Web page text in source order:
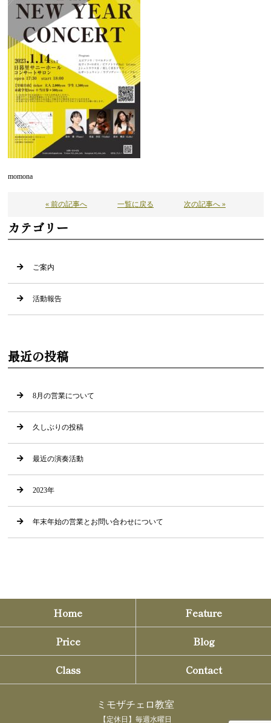
momona
« 前の記事へ 一覧に戻る 次の記事へ »
カテゴリー
ご案内
活動報告
最近の投稿
8月の営業について
久しぶりの投稿
最近の演奏活動
2023年
年末年始の営業とお問い合わせについて
Home
Feature
Price
Blog
Class
Contact
ミモザチェロ教室
【定休日】毎週水曜日